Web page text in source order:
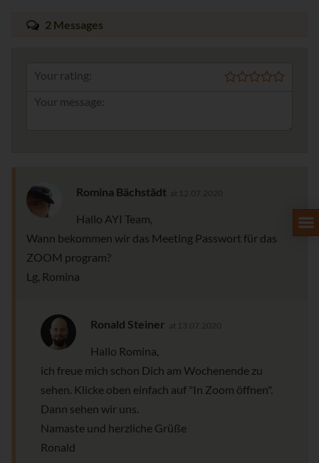
2 Messages
Your rating:
Romina Bächstädt
Hallo AYI Team,
Wann bekommen wir das Meeting Passwort für das
ZOOM program?
Lg, Romina
Ronald Steiner at 13.07.2020
Hallo Romina,
ich freue mich schon Dich am Wochenende zu
sehen. Klicke oben einfach auf "In Zoom öffnen".
Dann sehen wir uns.
Namaste und herzliche Grüße
Ronald